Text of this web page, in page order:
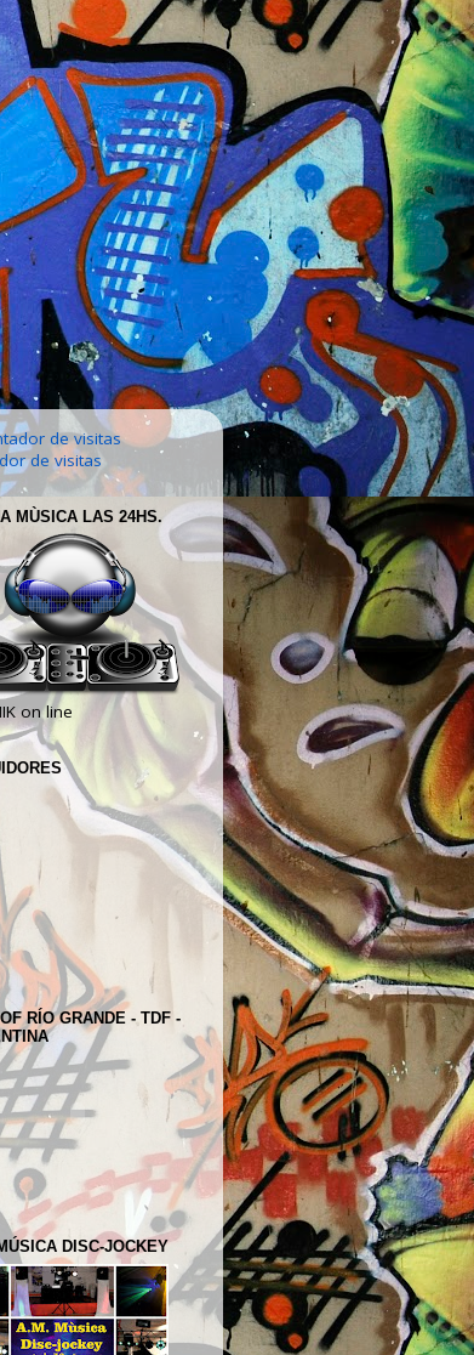
de visitas
MÙSICA LAS 24HS.
on line
RÍO GRANDE - TDF -
DISC-JOCKEY